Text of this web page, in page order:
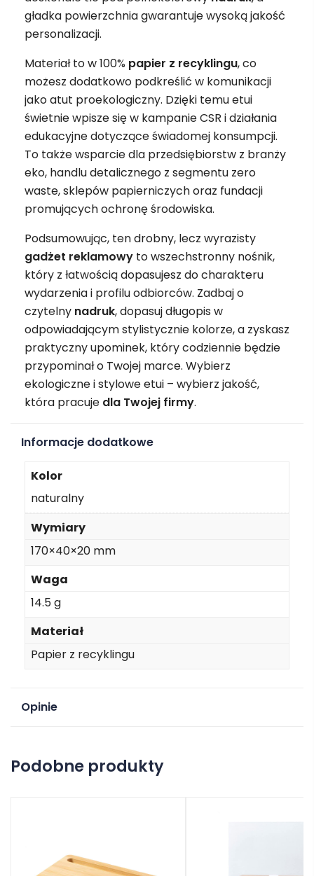
gładka powierzchnia gwarantuje wysoką jakość
personalizacji.
Materiał to w 100% papier z recyklingu, co
możesz dodatkowo podkreślić w komunikacji
jako atut proekologiczny. Dzięki temu etui
świetnie wpisze się w kampanie CSR i działania
edukacyjne dotyczące świadomej konsumpcji.
To także wsparcie dla przedsiębiorstw z branży
eko, handlu detalicznego z segmentu zero
waste, sklepów papierniczych oraz fundacji
promujących ochronę środowiska.
Podsumowując, ten drobny, lecz wyrazisty
gadżet reklamowy to wszechstronny nośnik,
który z łatwością dopasujesz do charakteru
wydarzenia i profilu odbiorców. Zadbaj o
czytelny nadruk, dopasuj długopis w
odpowiadającym stylistycznie kolorze, a zyskasz
praktyczny upominek, który codziennie będzie
przypominał o Twojej marce. Wybierz
ekologiczne i stylowe etui – wybierz jakość,
która pracuje dla Twojej firmy.
Informacje dodatkowe
Kolor
naturalny
Wymiary
170×40×20 mm
Waga
14.5 g
Materiał
Papier z recyklingu
Opinie
Podobne produkty